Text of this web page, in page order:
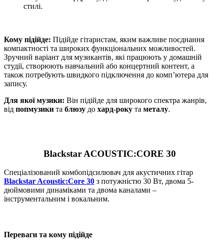
стилі.
Кому підійде: Підійде гітаристам, яким важливе поєднання
компактності та широких функціональних можливостей.
Зручний варіант для музикантів, які працюють у домашній
студії, створюють навчальний або концертний контент, а
також потребують швидкого підключення до комп’ютера для
запису.
Для якої музики: Він підійде для широкого спектра жанрів,
від попмузики та блюзу до хард-року та металу.
Blackstar ACOUSTIC:CORE 30
Спеціалізований комбопідсилювач для акустичних гітар
Blackstar Acoustic:Core 30 з потужністю 30 Вт, двома 5-
дюймовими динаміками та двома каналами –
інструментальним і вокальним.
Переваги та кому підійде